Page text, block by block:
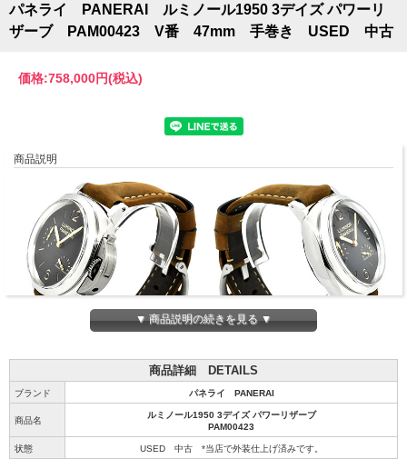
パネライ PANERAI ルミノール1950 3デイズ パワーリ
ザーブ PAM00423 V番 47mm 手巻き USED 中古
価格:758,000円(税込)
商品説明
▼ 商品説明の続きを見る ▼
商品詳細 DETAILS
ブランド パネライ PANERAI
商品名
ルミノール1950 3デイズ パワーリザーブ
PAM00423
状態 USED 中古 *当店で外装仕上げ済みです。